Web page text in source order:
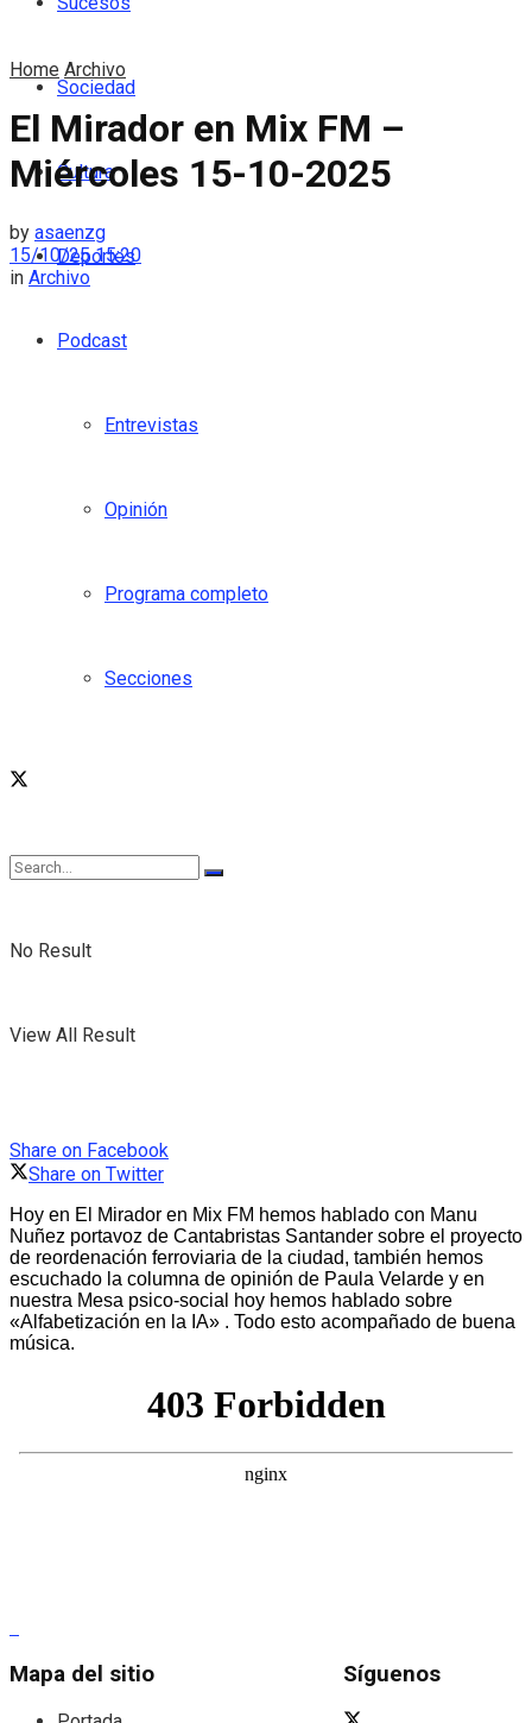
Sociedad
Cultura
Deportes
Podcast
Entrevistas
Opinión
Programa completo
Secciones
No Result
View All Result
Home Archivo
El Mirador en Mix FM –
Miércoles 15-10-2025
by asaenzg
15/10/25 15:20
in Archivo
Share on Facebook
Share on Twitter
Hoy en El Mirador en Mix FM hemos hablado con Manu
Nuñez portavoz de Cantabristas Santander sobre el proyecto
de reordenación ferroviaria de la ciudad, también hemos
escuchado la columna de opinión de Paula Velarde y en
nuestra Mesa psico-social hoy hemos hablado sobre
«Alfabetización en la IA» . Todo esto acompañado de buena
música.
Mapa del sitio Síguenos